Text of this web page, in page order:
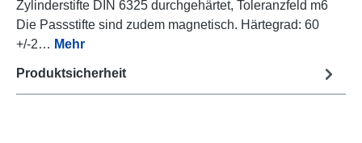
Zylinderstifte DIN 6325 durchgehärtet, Toleranzfeld m6
Die Passstifte sind zudem magnetisch. Härtegrad: 60
+/-2… Mehr
Produktsicherheit